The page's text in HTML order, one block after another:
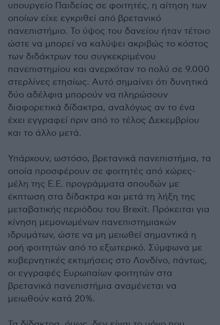
υπουργείο Παιδείας σε φοιτητές, η αίτηση των
οποίων είχε εγκριθεί από βρετανικό
πανεπιστήμιο. Το ύψος του δανείου ήταν τέτοιο
ώστε να μπορεί να καλύψει ακριβώς το κόστος
των διδάκτρων του συγκεκριμένου
πανεπιστημίου και ανερχόταν το πολύ σε 9.000
στερλίνες ετησίως. Αυτό σημαίνει ότι δυνητικά
δύο αδέλφια μπορούν να πληρώσουν
διαφορετικά δίδακτρα, αναλόγως αν το ένα
έχει εγγραφεί πριν από το τέλος Δεκεμβρίου
και το άλλο μετά.
Υπάρχουν, ωστόσο, βρετανικά πανεπιστήμια, τα
οποία προσφέρουν σε φοιτητές από χώρες-
μέλη της Ε.Ε. προγράμματα σπουδών με
έκπτωση στα δίδακτρα και μετά τη λήξη της
μεταβατικής περιόδου του Brexit. Πρόκειται για
κίνηση μεμονωμένων πανεπιστημιακών
ιδρυμάτων, ώστε να μη μειωθεί σημαντικά η
ροή φοιτητών από το εξωτερικό. Σύμφωνα με
κυβερνητικές εκτιμήσεις στο Λονδίνο, πάντως,
οι εγγραφές Ευρωπαίων φοιτητών στα
βρετανικά πανεπιστήμια αναμένεται να
μειωθούν κατά 20%.